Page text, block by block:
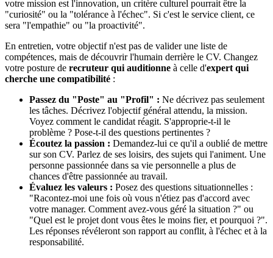
votre mission est l'innovation, un critère culturel pourrait être la
"curiosité" ou la "tolérance à l'échec". Si c'est le service client, ce
sera "l'empathie" ou "la proactivité".
En entretien, votre objectif n'est pas de valider une liste de
compétences, mais de découvrir l'humain derrière le CV. Changez
votre posture de recruteur qui auditionne à celle d'expert qui
cherche une compatibilité :
Passez du "Poste" au "Profil" : Ne décrivez pas seulement
les tâches. Décrivez l'objectif général attendu, la mission.
Voyez comment le candidat réagit. S'approprie-t-il le
problème ? Pose-t-il des questions pertinentes ?
Écoutez la passion : Demandez-lui ce qu'il a oublié de mettre
sur son CV. Parlez de ses loisirs, des sujets qui l'animent. Une
personne passionnée dans sa vie personnelle a plus de
chances d'être passionnée au travail.
Évaluez les valeurs : Posez des questions situationnelles :
"Racontez-moi une fois où vous n'étiez pas d'accord avec
votre manager. Comment avez-vous géré la situation ?" ou
"Quel est le projet dont vous êtes le moins fier, et pourquoi ?".
Les réponses révéleront son rapport au conflit, à l'échec et à la
responsabilité.